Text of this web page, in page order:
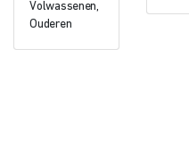
Volwassenen,
Ouderen